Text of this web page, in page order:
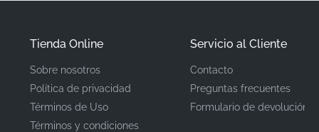
tranquilidad respecto a la adherencia y durabilidad a
largo plazo.
Número de pieza
Tienda Online
Sobre nosotros
Política de privacidad
Términos de Uso
Términos y condiciones
Servicio al Cliente
Contacto
Preguntas frecuentes
Formulario de devolución